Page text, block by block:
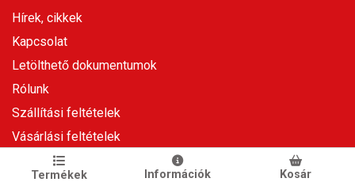
Hírek, cikkek
Kapcsolat
Letölthető dokumentumok
Rólunk
Szállítási feltételek
Vásárlási feltételek
© Copyright 2026 GRaS Kft.Minden jog fenntartva!
Termékek Információk Kosár